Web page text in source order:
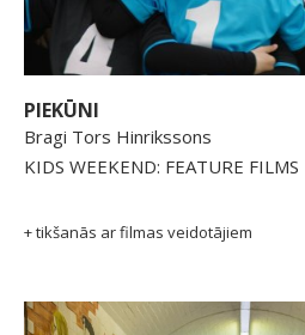
PIEKŪNI
Bragi Tors Hinrikssons
KIDS WEEKEND: FEATURE FILMS
+ tikšanās ar filmas veidotājiem